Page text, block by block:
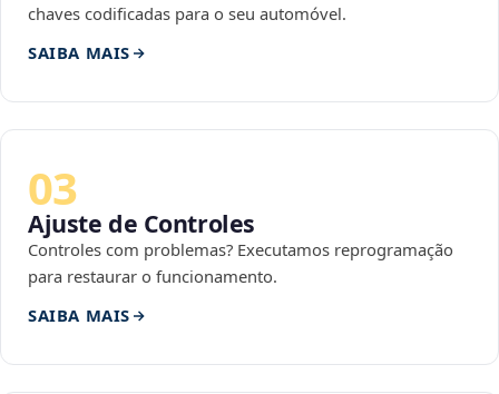
chaves codificadas para o seu automóvel.
SAIBA MAIS
03
Ajuste de Controles
Controles com problemas? Executamos reprogramação
para restaurar o funcionamento.
SAIBA MAIS